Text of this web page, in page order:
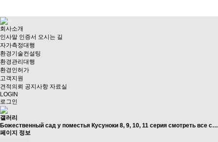
회사소개
인사말 인증서 오시는 길
자가측정대행
환경기술컨설팅
환경관리대행
환경인허가
고객지원
견적의뢰 공지사항 자료실
LOGIN
로그인
갤러리
Божественный сад у поместья Кусуноки 8, 9, 10, 11 серия смотреть все с…
페이지 정보